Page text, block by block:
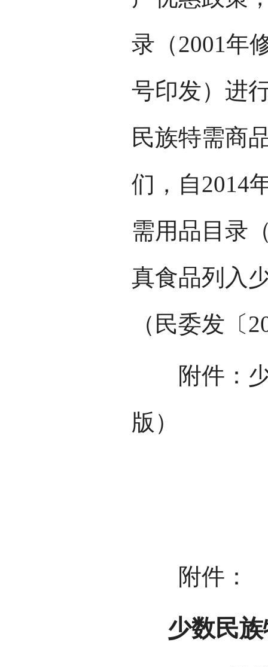
录（2001年
号印发）进
民族特需商
们，自2014
需用品目录
真食品列入
（民委发〔
附件：少
版）
附件：
少数民